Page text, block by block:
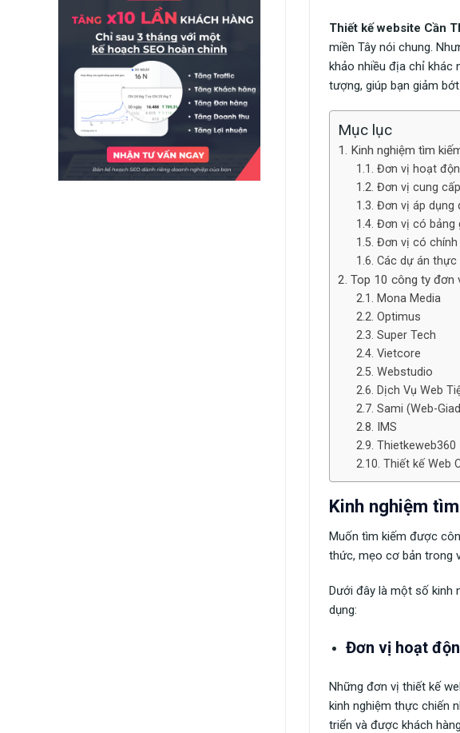
Thiết kế website Cần
miền Tây nói chung.
khảo nhiều địa chỉ khác
tượng, giúp bạn giảm
Mục lục
Kinh nghiệm tìm
Đơn vị hoạt
Đơn vị cung
Đơn vị áp dụng
Đơn vị có bảng
Đơn vị có chính
Các dự án thực
Top 10 công ty đơn
Mona Media
Optimus
Super Tech
Vietcore
Webstudio
Dịch Vụ Web
Sami (Web-
IMS
Thietkeweb360
Thiết kế Web
Kinh nghiệm
Muốn tìm kiếm được
thức, mẹo cơ bản trong
Dưới đây là một số kinh
dụng:
Đơn vị hoạt
Những đơn vị thiết kế
kinh nghiệm thực chiến
triển và được khách